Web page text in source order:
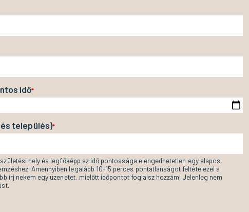
idő*
település)*
hely és legfőképp az idő pontossága elengedhetetlen egy alapos,
Amennyiben legalább 10-15 perces pontatlanságot feltételezel a
írj nekem egy üzenetet, mielőtt időpontot foglalsz hozzám! Jelenleg nem